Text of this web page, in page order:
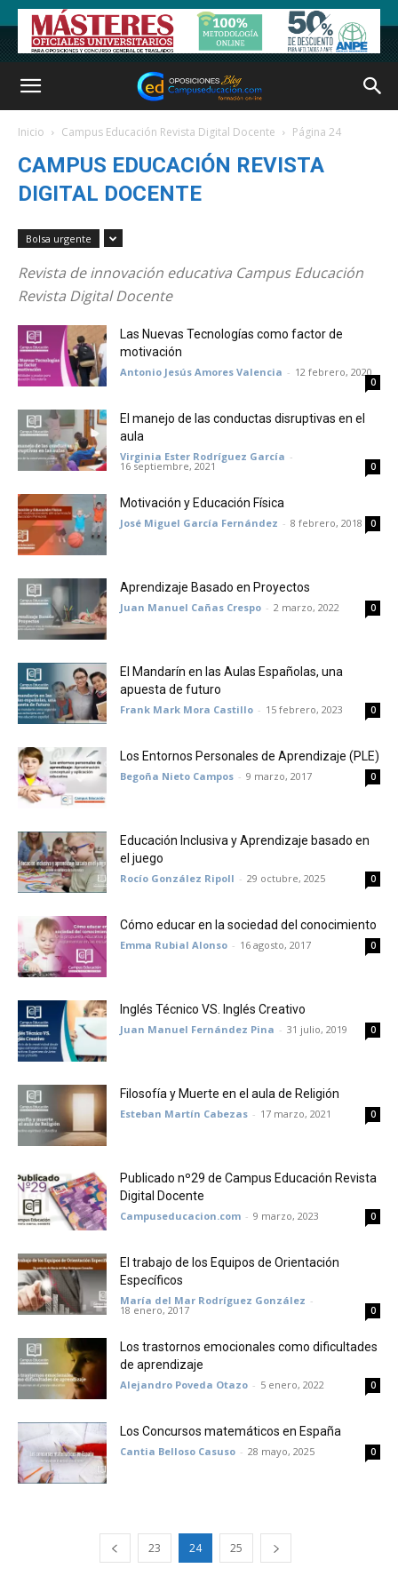
Inicio Campus Educación Revista Digital Docente Página 24
CAMPUS EDUCACIÓN REVISTA
DIGITAL DOCENTE
Bolsa urgente
Revista de innovación educativa Campus Educación
Revista Digital Docente
Las Nuevas Tecnologías como factor de
motivación
Antonio Jesús Amores Valencia - 12 febrero, 2020
0
El manejo de las conductas disruptivas en el
aula
Virginia Ester Rodríguez García -
16 septiembre, 2021 0
Motivación y Educación Física
José Miguel García Fernández - 8 febrero, 2018 0
Aprendizaje Basado en Proyectos
Juan Manuel Cañas Crespo - 2 marzo, 2022 0
El Mandarín en las Aulas Españolas, una
apuesta de futuro
Frank Mark Mora Castillo - 15 febrero, 2023 0
Los Entornos Personales de Aprendizaje (PLE)
Begoña Nieto Campos - 9 marzo, 2017 0
Educación Inclusiva y Aprendizaje basado en
el juego
Rocío González Ripoll - 29 octubre, 2025 0
Cómo educar en la sociedad del conocimiento
Emma Rubial Alonso - 16 agosto, 2017 0
Inglés Técnico VS. Inglés Creativo
Juan Manuel Fernández Pina - 31 julio, 2019 0
Filosofía y Muerte en el aula de Religión
Esteban Martín Cabezas - 17 marzo, 2021 0
Publicado nº29 de Campus Educación Revista
Digital Docente
Campuseducacion.com - 9 marzo, 2023 0
El trabajo de los Equipos de Orientación
Específicos
María del Mar Rodríguez González -
18 enero, 2017 0
Los trastornos emocionales como dificultades
de aprendizaje
Alejandro Poveda Otazo - 5 enero, 2022 0
Los Concursos matemáticos en España
Cantia Belloso Casuso - 28 mayo, 2025 0
23 24 25